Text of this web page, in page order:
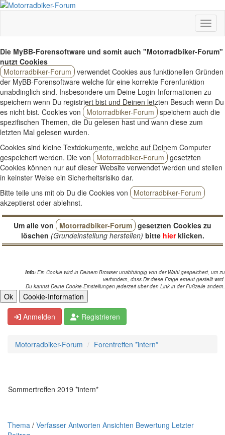
Die MyBB-Forensoftware und somit auch "Motorradbiker-Forum"
nutzt Cookies
Motorradbiker-Forum verwendet Cookies aus funktionellen Gründen
der MyBB-Forensoftware welche für eine korrekte Forenfunktion
unabdinglich sind. Insbesondere um Deine Login-Informationen zu
speichern wenn Du registriert bist und Deinen letzten Besuch wenn Du
es nicht bist. Cookies von
Motorradbiker-Forum speichern auch die
spezifischen Themen, die Du gelesen hast und wann diese zum
letzten Mal gelesen wurden.
Cookies sind kleine Textdokumente, welche auf Deinem Computer
gespeichert werden. Die von
Motorradbiker-Forum gesetzten
Cookies können nur auf dieser Website verwendet werden und stellen
in keinster Weise ein Sicherheitsrisiko dar.
Bitte teile uns mit ob Du die Cookies von
Motorradbiker-Forum
akzeptierst oder ablehnst.
Um alle von Motorradbiker-Forum gesetzten Cookies zu
löschen (Grundeinstellung herstellen) bitte hierklicken.
Info: Ein Cookie wird in Deinem Browser unabhängig von der Wahl gespeichert, um zu
verhindern, dass Dir diese Frage erneut gestellt wird.
Du kannst Deine Cookie-Einstellungen jederzeit über den Link in der Fußzeile ändern.
Anmelden Registrieren
Motorradbiker-Forum Forentreffen *intern*
Sommertreffen 2019 *intern*
Thema / Verfasser Antworten Ansichten Bewertung Letzter